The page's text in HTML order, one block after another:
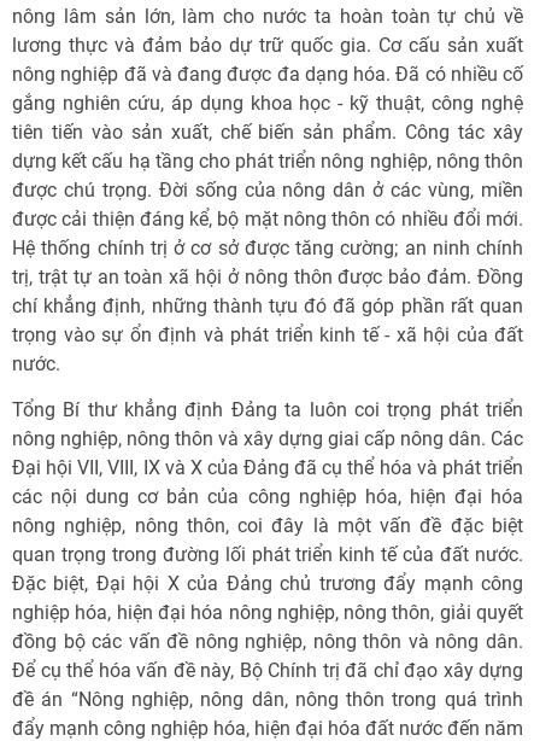
nông lâm sản lớn, làm cho nước ta hoàn toàn tự chủ về
lương thực và đảm bảo dự trữ quốc gia. Cơ cấu sản xuất
nông nghiệp đã và đang được đa dạng hóa. Đã có nhiều cố
gắng nghiên cứu, áp dụng khoa học - kỹ thuật, công nghệ
tiên tiến vào sản xuất, chế biến sản phẩm. Công tác xây
dựng kết cấu hạ tầng cho phát triển nông nghiệp, nông thôn
được chú trọng. Đời sống của nông dân ở các vùng, miền
được cải thiện đáng kể, bộ mặt nông thôn có nhiều đổi mới.
Hệ thống chính trị ở cơ sở được tăng cường; an ninh chính
trị, trật tự an toàn xã hội ở nông thôn được bảo đảm. Đồng
chí khẳng định, những thành tựu đó đã góp phần rất quan
trọng vào sự ổn định và phát triển kinh tế - xã hội của đất
nước.
Tổng Bí thư khẳng định Đảng ta luôn coi trọng phát triển
nông nghiệp, nông thôn và xây dựng giai cấp nông dân. Các
Đại hội VII, VIII, IX và X của Đảng đã cụ thể hóa và phát triển
các nội dung cơ bản của công nghiệp hóa, hiện đại hóa
nông nghiệp, nông thôn, coi đây là một vấn đề đặc biệt
quan trọng trong đường lối phát triển kinh tế của đất nước.
Đặc biệt, Đại hội X của Đảng chủ trương đẩy mạnh công
nghiệp hóa, hiện đại hóa nông nghiệp, nông thôn, giải quyết
đồng bộ các vấn đề nông nghiệp, nông thôn và nông dân.
Để cụ thể hóa vấn đề này, Bộ Chính trị đã chỉ đạo xây dựng
đề án “Nông nghiệp, nông dân, nông thôn trong quá trình
đẩy mạnh công nghiệp hóa, hiện đại hóa đất nước đến năm